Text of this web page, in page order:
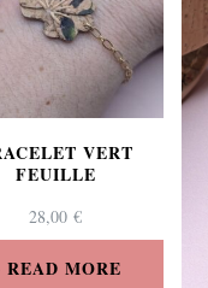
VERT
FEUILLE
28,00€
READ MORE